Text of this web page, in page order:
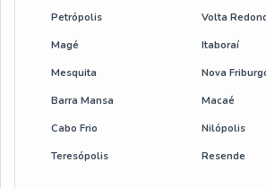
cabo de aço flexível
manutenção de talhas
manutenção preventiva em talhas e
Petrópolis Volta
Magé Itaboraí
Mesquita Nova
Barra Mansa Macaé
Cabo Frio Nilópolis
Teresópolis Resende